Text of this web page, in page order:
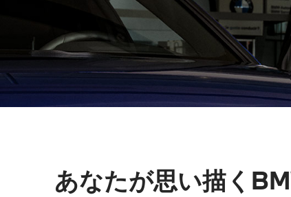
あなたが思い描く